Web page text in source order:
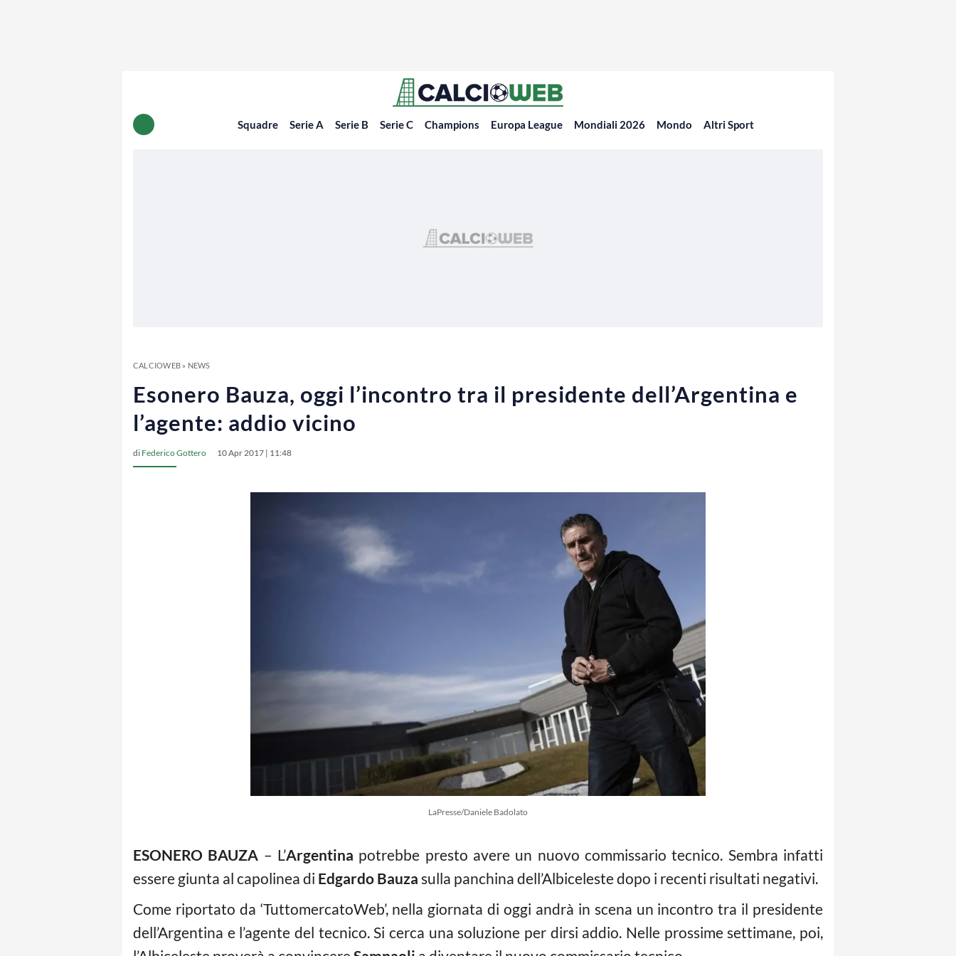
Squadre Serie A Serie B Serie C Champions Europa League Mondiali 2026 Mondo Altri Sport
CALCIOWEB» NEWS
Esonero Bauza, oggi l’incontro tra il presidente dell’Argentina e
l’agente: addio vicino
di Federico Gottero 10 Apr 2017 | 11:48
LaPresse/Daniele Badolato
ESONERO BAUZA – L’Argentina potrebbe presto avere un nuovo commissario tecnico. Sembra infatti
essere giunta al capolinea di Edgardo Bauza sulla panchina dell’Albiceleste dopo i recenti risultati negativi.
Come riportato da ‘TuttomercatoWeb’, nella giornata di oggi andrà in scena un incontro tra il presidente
dell’Argentina e l’agente del tecnico. Si cerca una soluzione per dirsi addio. Nelle prossime settimane, poi,